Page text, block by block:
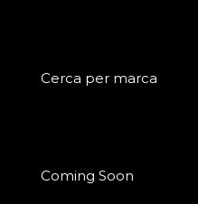
Cerca per marca
Coming Soon